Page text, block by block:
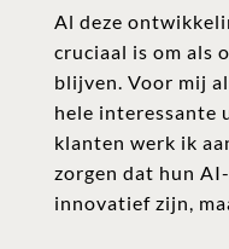
Al deze
cruciaal is om als
blijven. Voor mij
hele interessante
klanten werk ik
zorgen dat hun
innovatief zijn,